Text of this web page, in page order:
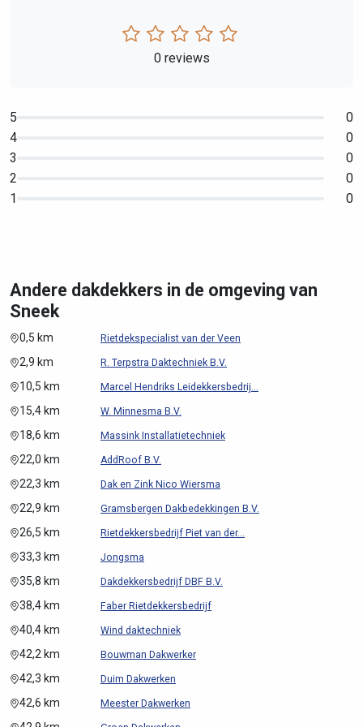
0 reviews
5
0
4
0
3
0
2
0
1
0
Andere dakdekkers in de omgeving van
Sneek
0,5 km Rietdekspecialist van der Veen
2,9 km R. Terpstra Daktechniek B.V.
10,5 km Marcel Hendriks Leidekkersbedrij...
15,4 km W. Minnesma B.V.
18,6 km Massink Installatietechniek
22,0 km AddRoof B.V.
22,3 km Dak en Zink Nico Wiersma
22,9 km Gramsbergen Dakbedekkingen B.V.
26,5 km Rietdekkersbedrijf Piet van der...
33,3 km Jongsma
35,8 km Dakdekkersbedrijf DBF B.V.
38,4 km Faber Rietdekkersbedrijf
40,4 km Wind daktechniek
42,2 km Bouwman Dakwerker
42,3 km Duim Dakwerken
42,6 km Meester Dakwerken